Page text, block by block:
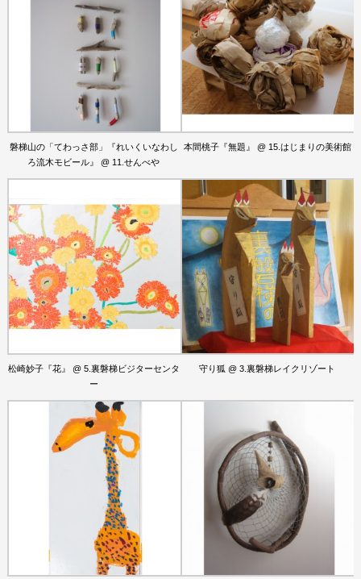
磐梯山の「てわっさ部」『れいくいなわし
ろ流木モビール』 @ 11.せんべや
本間桃子『無題』 @ 15.はじまりの美術館
松崎妙子『花』 @ 5.裏磐梯ビジターセンタ
ー
守り狐 @ 3.裏磐梯レイクリゾート